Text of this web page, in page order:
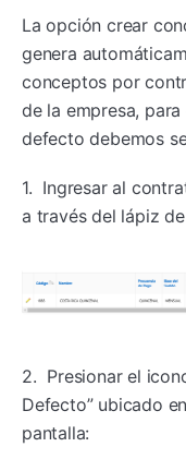
La opción crear
genera
conceptos por
de la empresa,
defecto debemos
1. Ingresar al
a través del lápiz
2. Presionar el
Defecto” ubicado
pantalla: